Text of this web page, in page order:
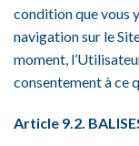
condition que vous
navigation sur le
moment,
consentement à ce
Article 9.2.